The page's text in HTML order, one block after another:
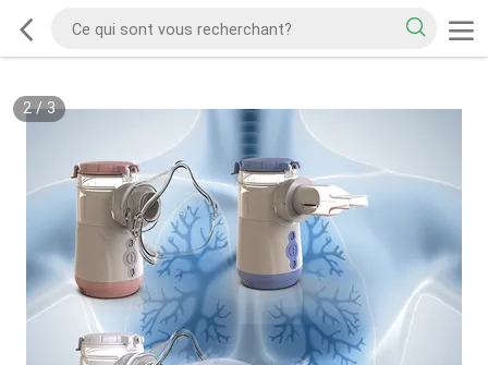
2/3